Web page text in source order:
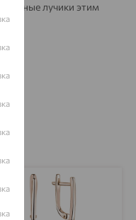
лучики этим